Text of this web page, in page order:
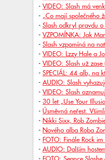
- VIDEO: Slash má
- „Co mají společného
- Slash odkryl pravdu
- VZPOMÍNKA: Jak
- Slash vzpomíná na
- VIDEO: Lzzy Hale a
- VIDEO: Slash už
- SPECIÁL: 44 alb, na
- AUDIO: Slash
- VIDEO: Slash
- 30 let „Use Your
- Úsměvná neřest.
- Nikki Sixx, Rob
- Nového alba Roba
- FOTO: Finále Rock
- AUDIO: Dalším